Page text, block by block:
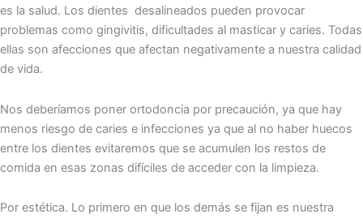
es la salud. Los dientes desalineados pueden provocar
problemas como gingivitis, dificultades al masticar y caries. Todas
ellas son afecciones que afectan negativamente a nuestra calidad
de vida.
Nos deberíamos poner ortodoncia por precaución, ya que hay
menos riesgo de caries e infecciones ya que al no haber huecos
entre los dientes evitaremos que se acumulen los restos de
comida en esas zonas difíciles de acceder con la limpieza.
Por estética. Lo primero en que los demás se fijan es nuestra